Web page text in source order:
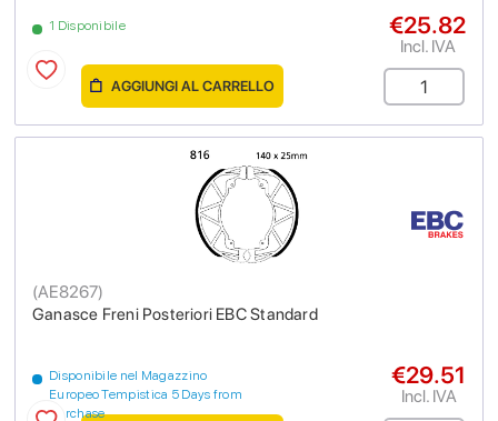
1 Disponibile €25.82
Incl. IVA
AGGIUNGI AL CARRELLO
Ganasce Freni Posteriori EBC Standard
(AE8267)
Disponibile nel Magazzino
Europeo Tempistica 5 Days from
purchase
€29.51
Incl. IVA